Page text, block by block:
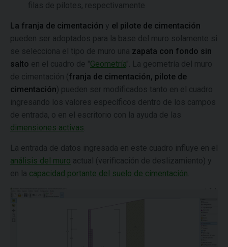
filas de pilotes, respectivamente
La franja de cimentación y el pilote de cimentación
pueden ser adoptados para la base del muro solamente si
se selecciona el tipo de muro una zapata con fondo sin
salto en el cuadro de "Geometría". La geometría del muro
de cimentación ( franja de cimentación, pilote de
cimentación) pueden ser modificados tanto en el cuadro
ingresando los valores específicos dentro de los campos
de entrada, o en el escritorio con la ayuda de las
dimensiones activas
La entrada de datos ingresada en este cuadro influye en el
análisis del muro actual (verificación de deslizamiento) y
en la capacidad portante del suelo de cimentación.